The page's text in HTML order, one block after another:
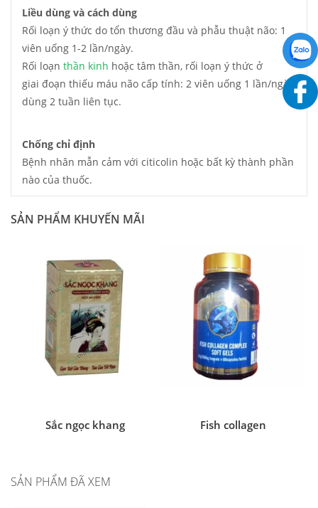
Liều dùng và cách dùng
Rối loạn ý thức do tổn thương đầu và phẫu thuật não: 1
viên uống 1-2 lần/ngày.
Rối loạn thần kinh hoặc tâm thần, rối loạn ý thức ở
giai đoạn thiếu máu não cấp tính: 2 viên uống 1 lần/ngày,
dùng 2 tuần liên tục.
Chống chỉ định
Bệnh nhân mẫn cảm với citicolin hoặc bất kỳ thành phần
nào của thuốc.
SẢN PHẨM KHUYẾN MÃI
Sắc ngọc khang Fish collagen
SẢN PHẨM ĐÃ XEM